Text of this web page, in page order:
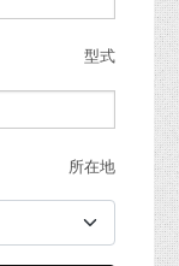
型式
所在地